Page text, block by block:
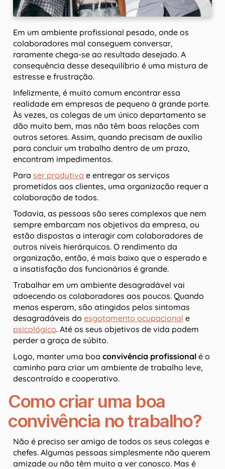
Em um ambiente profissional pesado, onde os
colaboradores mal conseguem conversar,
raramente chega-se ao resultado desejado. A
consequência desse desequilíbrio é uma mistura de
estresse e frustração.
Infelizmente, é muito comum encontrar essa
realidade em empresas de pequeno à grande porte.
Às vezes, os colegas de um único departamento se
dão muito bem, mas não têm boas relações com
outros setores. Assim, quando precisam de auxílio
para concluir um trabalho dentro de um prazo,
encontram impedimentos.
Para ser produtiva e entregar os serviços
prometidos aos clientes, uma organização requer a
colaboração de todos.
Todavia, as pessoas são seres complexos que nem
sempre embarcam nos objetivos da empresa, ou
estão dispostas a interagir com colaboradores de
outros níveis hierárquicos. O rendimento da
organização, então, é mais baixo que o esperado e
a insatisfação dos funcionários é grande.
Trabalhar em um ambiente desagradável vai
adoecendo os colaboradores aos poucos. Quando
menos esperam, são atingidos pelos sintomas
desagradáveis do esgotamento ocupacional e
psicológico. Até os seus objetivos de vida podem
perder a graça de súbito.
Logo, manter uma boa convivência profissional é o
caminho para criar um ambiente de trabalho leve,
descontraído e cooperativo.
Como criar uma boa
convivência no trabalho?
Não é preciso ser amigo de todos os seus colegas e
chefes. Algumas pessoas simplesmente não querem
amizade ou não têm muito a ver conosco. Mas é